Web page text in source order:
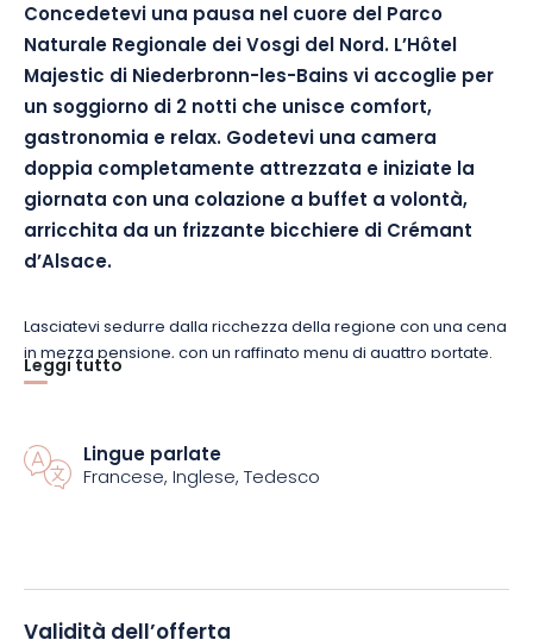
Concedetevi una pausa nel cuore del Parco
Naturale Regionale dei Vosgi del Nord. L’Hôtel
Majestic di Niederbronn-les-Bains vi accoglie per
un soggiorno di 2 notti che unisce comfort,
gastronomia e relax. Godetevi una camera
doppia completamente attrezzata e iniziate la
giornata con una colazione a buffet a volontà,
arricchita da un frizzante bicchiere di Crémant
d’Alsace.
Lasciatevi sedurre dalla ricchezza della regione con una cena
in mezza pensione, con un raffinato menu di quattro portate.
Una degustazione di vini alsaziani completerà questa
momento di rilassarsi con l’accesso illimitato alla spa
dell’hotel, ideale per rigenerarsi in tutta serenità.
subito la vostra fuga e lasciatevi incantare dall’autenticità e
Leggi tutto
Lingue parlate
Francese, Inglese, Tedesco